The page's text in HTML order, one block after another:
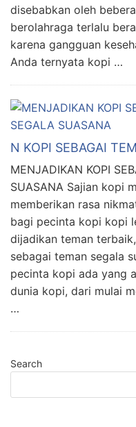
disebabkan oleh
berolahraga terlalu
karena gangguan
Anda ternyata kopi …
N KOPI SEBAGAI
MENJADIKAN KOPI
SUASANA Sajian kopi
memberikan rasa
bagi pecinta kopi kopi
dijadikan teman
sebagai teman segala
pecinta kopi ada yang
dunia kopi, dari mulai
…
Search